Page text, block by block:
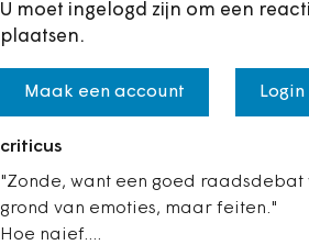
U moet ingelogd zijn om een
plaatsen.
Maak een account Login
criticus
"Zonde, want een goed raadsdebat
grond van emoties, maar feiten."
Hoe naief....